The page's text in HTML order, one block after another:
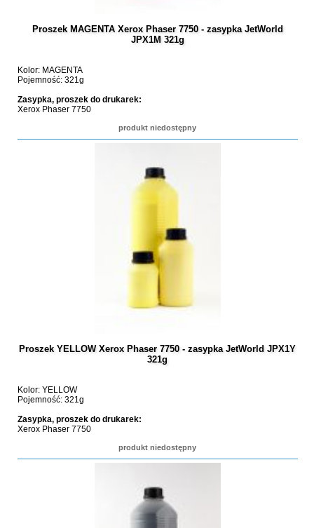
Proszek MAGENTA Xerox Phaser 7750 - zasypka JetWorld
JPX1M 321g
Kolor: MAGENTA
Pojemność: 321g
Zasypka, proszek do drukarek:
Xerox Phaser 7750
produkt niedostępny
Proszek YELLOW Xerox Phaser 7750 - zasypka JetWorld JPX1Y
321g
Kolor: YELLOW
Pojemność: 321g
Zasypka, proszek do drukarek:
Xerox Phaser 7750
produkt niedostępny